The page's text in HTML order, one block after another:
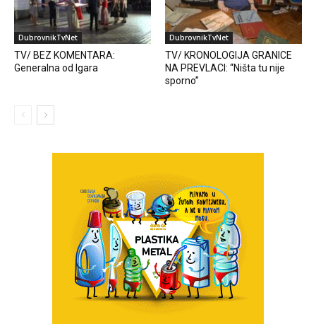
DubrovnikTvNet
TV/ BEZ KOMENTARA:
Generalna od Igara
DubrovnikTvNet
TV/ KRONOLOGIJA GRANICE
NA PREVLACI: “Ništa tu nije
sporno”